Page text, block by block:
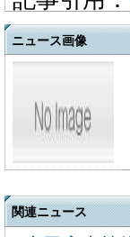
ニュース画像
関連ニュース